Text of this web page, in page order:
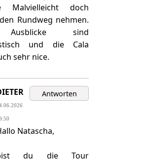
Malvielleicht doch
Rundweg nehmen.
sind
und die Cala
sehr nice.
Natascha,
du die Tour